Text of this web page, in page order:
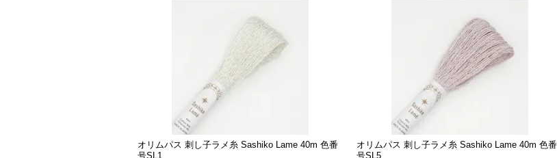
オリムパス 刺し子ラメ糸 Sashiko Lame 40m 色番
号SL1
オリムパス 刺し子ラメ糸 Sashiko Lame 40m 色番
号SL5